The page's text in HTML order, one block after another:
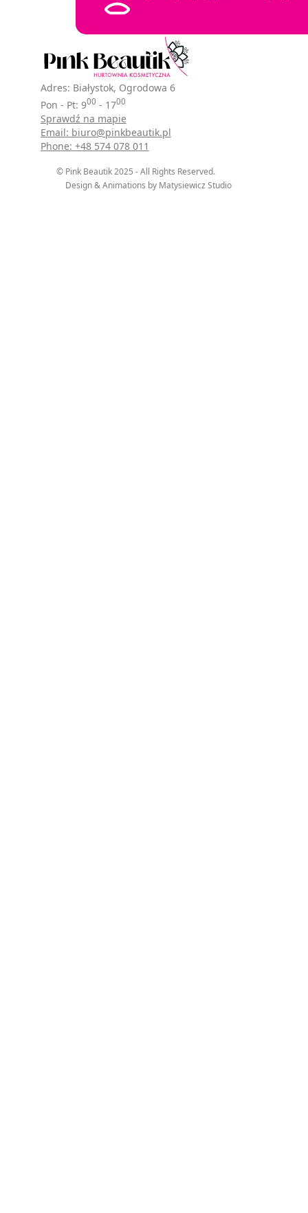
Adres: Białystok, Ogrodowa 6
Pon - Pt: 900 - 1700
Sprawdź na mapie
Email: biuro@pinkbeautik.pl
Phone: +48 574 078 011
© Pink Beautik 2025 - All Rights Reserved.
Design & Animations by Matysiewicz Studio